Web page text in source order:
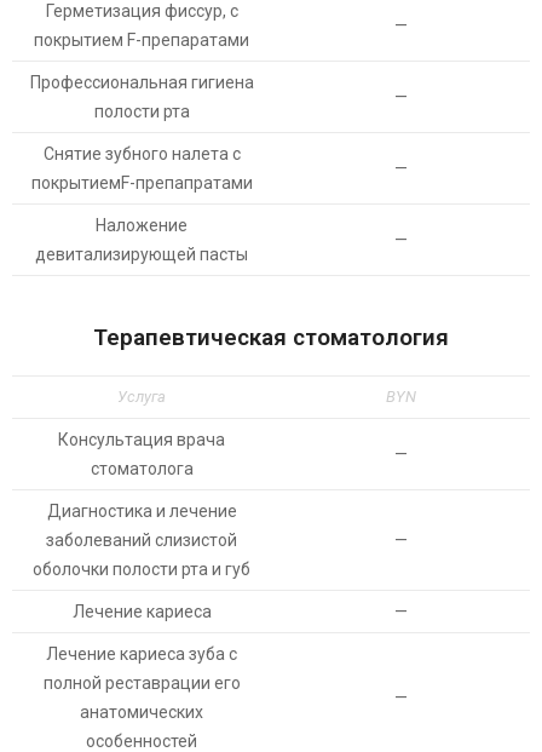
Герметизация фиссур, с
покрытием F-препаратами
—
Профессиональная гигиена
полости рта
—
Снятие зубного налета с
покрытиемF-препапратами
—
Наложение
девитализирующей пасты
—
Терапевтическая стоматология
Услуга BYN
Консультация врача
стоматолога
—
Диагностика и лечение
заболеваний слизистой
оболочки полости рта и губ
—
Лечение кариеса —
Лечение кариеса зуба с
полной реставрации его
анатомических
особенностей
—